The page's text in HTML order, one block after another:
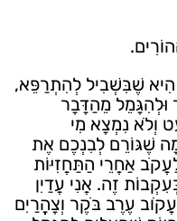
שֶׁבִּשְׁבִיל לְהִתְרַפֵּא,
וּלְהִגָּמֵל מֵהַדָּבָר
וְלֹא נִמְצָא מִי
שֶׁגּוֹרֵם לְבִנְכֶם אֶת
אַחֲרֵי הַתַּחֲזִיּוֹת
זֶה. אֲנִי עֲדַיִן
עֶרֶב בֹּקֶר וְצָהֳרַיִם